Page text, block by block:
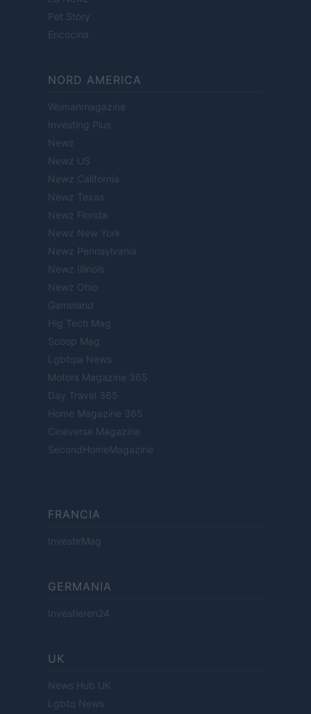
Pet Story
Encocina
NORD AMERICA
Womanmagazine
Investing Plus
Newz
Newz US
Newz California
Newz Texas
Newz Florida
Newz New York
Newz Pennsylvania
Newz Illinois
Newz Ohio
Gameland
Hig Tech Mag
Scoop Mag
Lgbtqia News
Motors Magazine 365
Day Travel 365
Home Magazine 365
Cineverse Magazine
SecondHomeMagazine
FRANCIA
InvestirMag
GERMANIA
Investieren24
UK
News Hub UK
Lgbtq News